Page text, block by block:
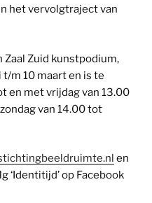
het vervolgtraject van
Zaal Zuid kunstpodium,
t/m 10 maart en is te
en met vrijdag van 13.00
van 14.00 tot
en
‘Identitijd’ op Facebook